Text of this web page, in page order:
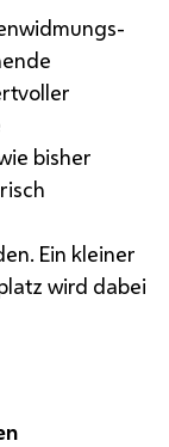
bisher
Ein kleiner
wird dabei